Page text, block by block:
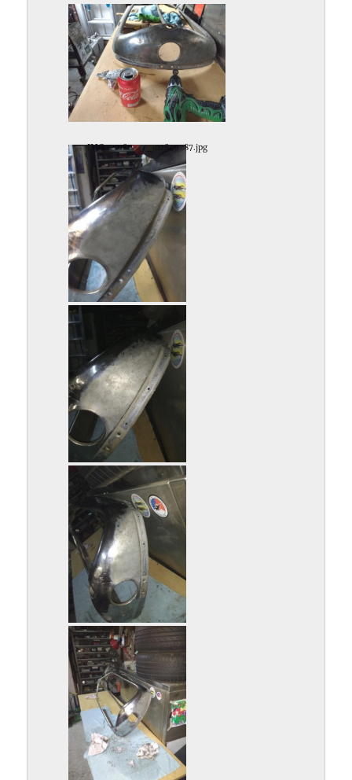
IMG_20180109_102849287.jpg
IMG_20180123_214807429.jpg
IMG_20180123_214823493.jpg
IMG_20180123_214829007.jpg